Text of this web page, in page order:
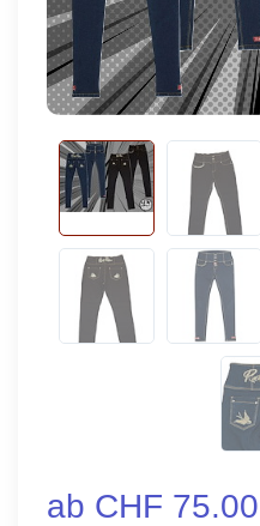
ab CHF 75.00